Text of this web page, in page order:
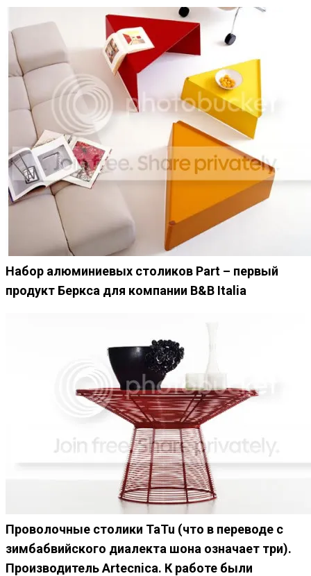
Набор алюминиевых столиков Part – первый
продукт Беркса для компании B&B Italia
Проволочные столики TaTu (что в переводе с
зимбабвийского диалекта шона означает три).
Производитель Artecnica. К работе были